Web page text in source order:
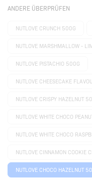
ANDERE ÜBERPRÜFEN
NUTLOVE CRUNCH 500G
NUTLOVE MARSHMALLOW -
NUTLOVE PISTACHIO 500G
NUTLOVE CHEESECAKE
NUTLOVE CRISPY HAZELNUT
NUTLOVE WHITE CHOCO
NUTLOVE WHITE CHOCO
NUTLOVE CINNAMON COOKIE
NUTLOVE CHOCO HAZELNUT